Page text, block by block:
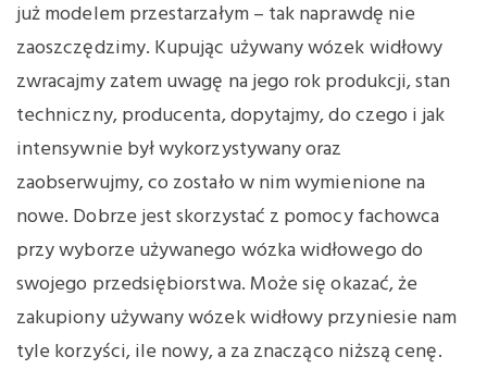
już modelem przestarzałym – tak naprawdę nie
zaoszczędzimy. Kupując używany wózek widłowy
zwracajmy zatem uwagę na jego rok produkcji, stan
techniczny, producenta, dopytajmy, do czego i jak
intensywnie był wykorzystywany oraz
zaobserwujmy, co zostało w nim wymienione na
nowe. Dobrze jest skorzystać z pomocy fachowca
przy wyborze używanego wózka widłowego do
swojego przedsiębiorstwa. Może się okazać, że
zakupiony używany wózek widłowy przyniesie nam
tyle korzyści, ile nowy, a za znacząco niższą cenę.